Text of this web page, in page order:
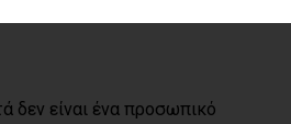
δεν είναι ένα προσωπικό